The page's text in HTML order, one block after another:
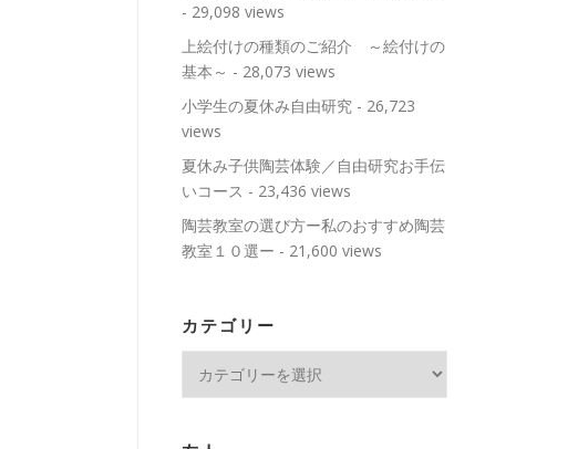
- 29,098 views
上絵付けの種類のご紹介 ～絵付けの
基本～ - 28,073 views
小学生の夏休み自由研究 - 26,723
views
夏休み子供陶芸体験／自由研究お手伝
いコース - 23,436 views
陶芸教室の選び方ー私のおすすめ陶芸
教室１０選ー - 21,600 views
カテゴリー
リ